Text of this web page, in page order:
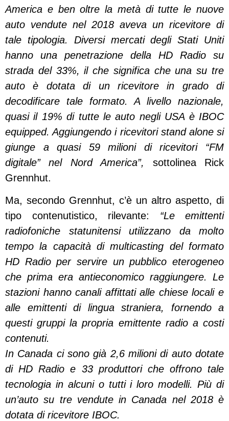
America e ben oltre la metà di tutte le nuove
auto vendute nel 2018 aveva un ricevitore di
tale tipologia. Diversi mercati degli Stati Uniti
hanno una penetrazione della HD Radio su
strada del 33%, il che significa che una su tre
auto è dotata di un ricevitore in grado di
decodificare tale formato. A livello nazionale,
quasi il 19% di tutte le auto negli USA è IBOC
equipped. Aggiungendo i ricevitori stand alone si
giunge a quasi 59 milioni di ricevitori “FM
digitale” nel Nord America”,
sottolinea Rick
Grennhut.
Ma, secondo Grennhut, c’è un altro aspetto, di
tipo contenutistico, rilevante: “Le emittenti
radiofoniche statunitensi utilizzano da molto
tempo la capacità di multicasting del formato
HD Radio per servire un pubblico eterogeneo
che prima era antieconomico raggiungere. Le
stazioni hanno canali affittati alle chiese locali e
alle emittenti di lingua straniera, fornendo a
questi gruppi la propria emittente radio a costi
contenuti.
In Canada ci sono già 2,6 milioni di auto dotate
di HD Radio e 33 produttori che offrono tale
tecnologia in alcuni o tutti i loro modelli. Più di
un’auto su tre vendute in Canada nel 2018 è
dotata di ricevitore IBOC.